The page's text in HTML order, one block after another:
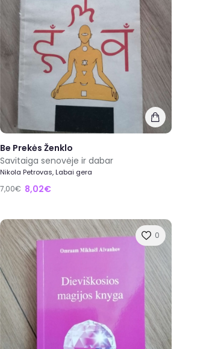
Be Prekės Ženklo
Savitaiga senovėje ir dabar
Nikola Petrovas, Labai gera
7,00€ 8,02€
0